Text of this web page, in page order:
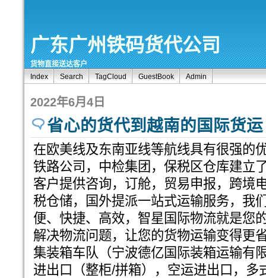
广东广州铁码货代公司
货物直接送达客户
Index
Search TagCloud GuestBook Admin
2022年6月4日
省心的货代到越南的国际货运
在欧美线及东南亚线等航线具有很强的
铁路公司，中检集团，保税区仓库建立
客户提供咨询，订舱，贸易申报，跨境
税仓储，国外提派一站式运输服务，我
便、快捷、高效，智星国际物流就是您
解决物流问题，让您的货物运输变得更
集装箱车队（宁波德亿国际装箱运输有
进出口（整柜/拼箱），空运进出口，多